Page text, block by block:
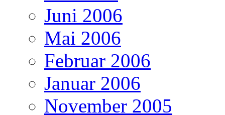
Juni 2006
Mai 2006
Februar 2006
Januar 2006
November 2005